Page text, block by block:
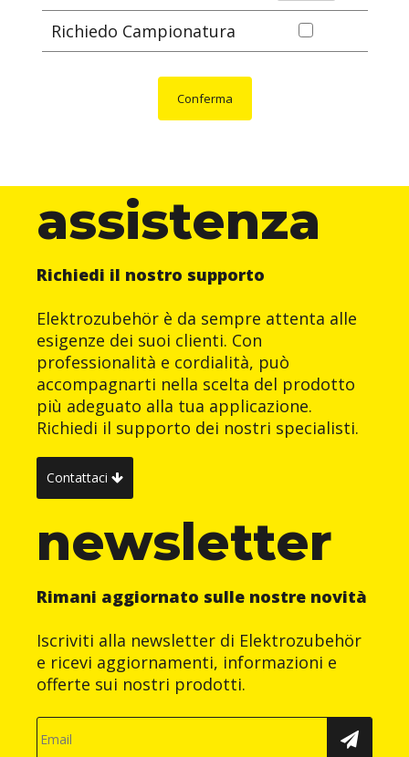
Richiedo Campionatura
Conferma
assistenza
Richiedi il nostro supporto
Elektrozubehör è da sempre attenta alle
esigenze dei suoi clienti. Con
professionalità e cordialità, può
accompagnarti nella scelta del prodotto
più adeguato alla tua applicazione.
Richiedi il supporto dei nostri specialisti.
Contattaci
newsletter
Rimani aggiornato sulle nostre novità
Iscriviti alla newsletter di Elektrozubehör
e ricevi aggiornamenti, informazioni e
offerte sui nostri prodotti.